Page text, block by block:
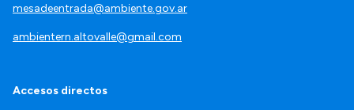
mesadeentrada@ambiente.gov.ar
ambientern.altovalle@gmail.com
Accesos directos